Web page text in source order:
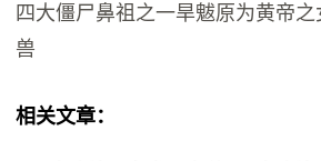
四大僵尸鼻祖之一旱魃原为黄帝
兽
相关文章：